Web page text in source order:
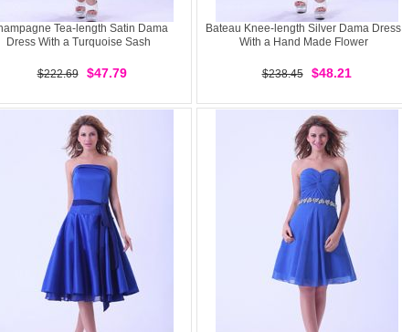
Tea-length Satin Dama
Dress With a Turquoise Sash
$222.69 $47.79
Bateau Knee-length Silver Dama Dress
With a Hand Made Flower
$238.45 $48.21